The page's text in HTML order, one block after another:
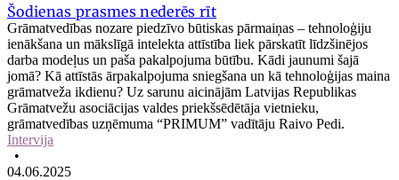
Šodienas prasmes nederēs rīt
Grāmatvedības nozare piedzīvo būtiskas pārmaiņas – tehnoloģiju
ienākšana un mākslīgā intelekta attīstība liek pārskatīt līdzšinējos
darba modeļus un paša pakalpojuma būtību. Kādi jaunumi šajā
jomā? Kā attīstās ārpakalpojuma sniegšana un kā tehnoloģijas maina
grāmatveža ikdienu? Uz sarunu aicinājām Latvijas Republikas
Grāmatvežu asociācijas valdes priekšsēdētāja vietnieku,
grāmatvedības uzņēmuma “PRIMUM” vadītāju Raivo Pedi.
Intervija
•
04.06.2025